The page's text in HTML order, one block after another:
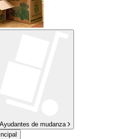
Ayudantes de mudanza